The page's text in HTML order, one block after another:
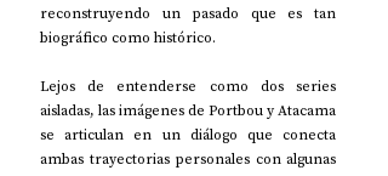
reconstruyendo un pasado que es tan
biográfico como histórico.
Lejos de entenderse como dos series
aisladas, las imágenes de Portbou y Atacama
se articulan en un diálogo que conecta
ambas trayectorias personales con algunas